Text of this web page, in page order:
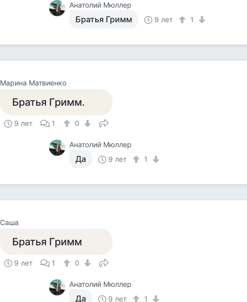
Анатолий Мюллер
Братья Гримм 9 лет 1
Марина Матвиенко
Братья Гримм.
9 лет 1 0
Анатолий Мюллер
Да 9 лет 1
Саша
Братья Гримм
9 лет 1 0
Анатолий Мюллер
Да 9 лет 1